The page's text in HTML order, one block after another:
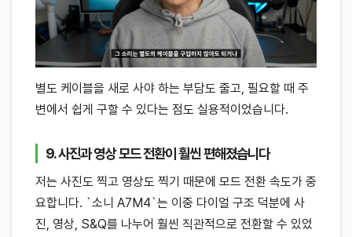
별도 케이블을 새로 사야 하는 부담도 줄고, 필요할 때 주
변에서 쉽게 구할 수 있다는 점도 실용적이었습니다.
9. 사진과 영상 모드 전환이 훨씬 편해졌습니다
저는 사진도 찍고 영상도 찍기 때문에 모드 전환 속도가 중
요합니다. `소니 A7M4`는 이중 다이얼 구조 덕분에 사
진, 영상, S&Q를 나누어 훨씬 직관적으로 전환할 수 있었